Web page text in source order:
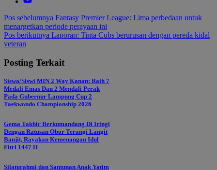
Navigasi
pos
Pos sebelumnya Fantasy Premier League: Lima perbedaan untuk
menargetkan periode perayaan ini
Pos berikutnya Laporan: Tinta Cubs berurusan dengan pereda kidal
veteran
Posting Terkait
Siswa/Siswi MIN 2 Way Kanan: Raih 7
Medali Emas Dan 2 Mendali Perak
Pada Gubernur Lampung Cup 2
Taekwondo Championship 2026
Gema Takbir Berkumandang Di Iringi
Dengan Ratusan Obor Terangi Langit
Banjit, Rayakan Kemenangan Idul
Fitri 1447 H
Silaturahmi dan Santunan Anak Yatim